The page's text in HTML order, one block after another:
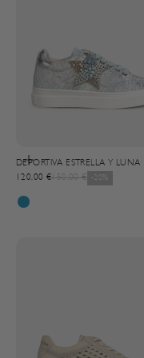
Choisir les options
DEPORTIVA ESTRELLA Y LUNA
Prix de vente
120,00 €Prix normal
150,00 € -20%